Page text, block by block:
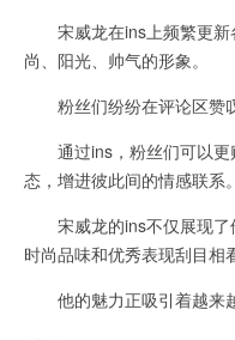
宋威龙在ins上频繁更新
尚、阳光、帅气的形象。
粉丝们纷纷在评论区赞叹
通过ins，粉丝们可以更
态，增进彼此间的情感联系。
宋威龙的ins不仅展现了
时尚品味和优秀表现刮目相
他的魅力正吸引着越来越